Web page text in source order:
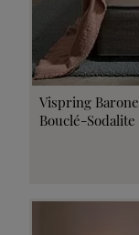
Vispring
Bouclé-Sodalite